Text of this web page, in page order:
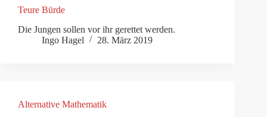
Teure Bürde
Die Jungen sollen vor ihr gerettet werden.
Ingo Hagel
28. März 2019
Alternative Mathematik